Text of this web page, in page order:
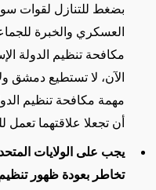
بضغط للتنازل لقوات
العسكري والخبرة
مكافحة تنظيم الدولة
الآن، لا تستطيع دمشق
مهمة مكافحة تنظيم
أن تجعلا علاقتهما
يجب على الولايات
تخاطر بعودة ظهور تنظيم